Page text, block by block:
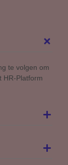
te volgen om
HR-Platform